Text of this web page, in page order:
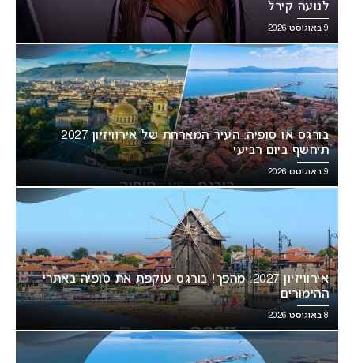
לנועה קירל
9 באוגוסט 2026
בורגס או סופיה: העיר המארחת של אירוויזיון 2027
תיחשף ביום רביעי
9 באוגוסט 2026
אירוויזיון 2027: מהפך! בורגס עוקפת את סופיה באתרי
ההימורים
8 באוגוסט 2026